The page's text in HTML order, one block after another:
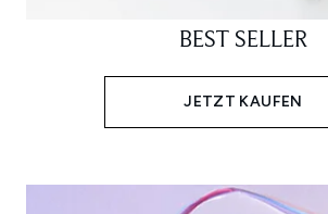
BEST SELLER
JETZT KAUFEN